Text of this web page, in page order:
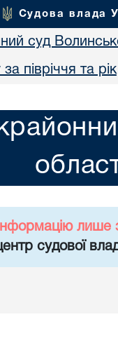
Судова влада
суд
півріччя та рік
лише
судової